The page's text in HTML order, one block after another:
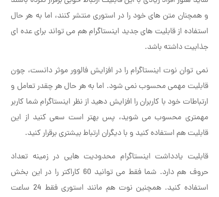
و همچنان متن های خود را در استوری منتشر کنند، اما به هر حال
استفاده از قابلیت های جدید اینستاگرام هم می تواند برای عده ای
جذابیت داشته باشد.
نمی توان نوت اینستاگرام را در افزایش فالوور موثر دانست، چون
قابلیت مهمی محسوب نمی شود. اما به هر حال هر چقدر تعامل و
ارتباطات خود با کاربران را افزایش دهید از نظر اینستاگرام شما کاربر
مهمتری محسوب می شوید، پس بهتر است سعی کنید از این
قابلیت هم استفاده کنید و با دیگران ارتباط بیشتری برقرار کنید.
قابلیت یادداشت اینستاگرام محدودیت هایی در زمینه تعداد
حروف هم دارد. شما فقط می توانید 60 کاراکتر را در این بخش
استفاده کنید. همچنین نوت هم مانند استوری فقط 24 ساعت